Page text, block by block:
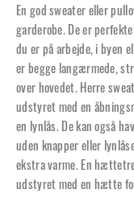
En god sweater eller
garderobe. De er
du er på arbejde, i byen
er begge langærmede,
over hovedet. Herre
udstyret med en
en lynlås. De kan også
uden knapper eller
ekstra varme. En
udstyret med en hætte